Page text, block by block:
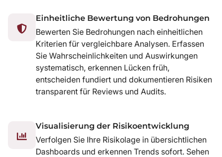
Einheitliche Bewertung von Bedrohungen
Bewerten Sie Bedrohungen nach einheitlichen
Kriterien für vergleichbare Analysen. Erfassen
Sie Wahrscheinlichkeiten und Auswirkungen
systematisch, erkennen Lücken früh,
entscheiden fundiert und dokumentieren Risiken
transparent für Reviews und Audits.
Visualisierung der Risikoentwicklung
Verfolgen Sie Ihre Risikolage in übersichtlichen
Dashboards und erkennen Trends sofort. Sehen